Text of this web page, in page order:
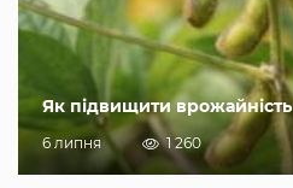
Як підвищити врожайність
6 липня 1 260